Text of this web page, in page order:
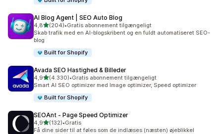
AI Blog Agent | SEO Auto Blog
4,8ud af 5 stjerner
(204)
204 anmeldelser i alt
•Gratis abonnement tilgængeligt
Skab trafik med en AI-blogskribent og en fuldt automatiseret SEO-
blog
Built for Shopify
Avada SEO Hastighed & Billeder
4,9ud af 5 stjerner
(4.330)
4330 anmeldelser i alt
•Gratis abonnement tilgængeligt
Smart AI SEO optimizer med Image optimizer, Speed optimizer
Built for Shopify
SEOAnt ‑ Page Speed Optimizer
4,9ud af 5 stjerner
(132)
132 anmeldelser i alt
•Gratis
Få dine sider til at føles som de indlæses (næsten) øjeblikkel